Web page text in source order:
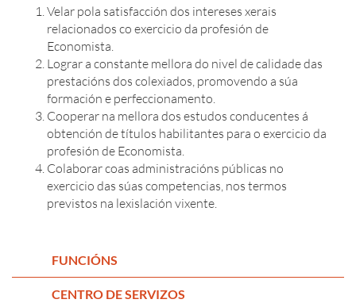
Velar pola satisfacción dos intereses xerais
relacionados co exercicio da profesión de
Economista.
Lograr a constante mellora do nivel de calidade das
prestacións dos colexiados, promovendo a súa
formación e perfeccionamento.
Cooperar na mellora dos estudos conducentes á
obtención de títulos habilitantes para o exercicio da
profesión de Economista.
Colaborar coas administracións públicas no
exercicio das súas competencias, nos termos
previstos na lexislación vixente.
FUNCIÓNS
CENTRO DE SERVIZOS